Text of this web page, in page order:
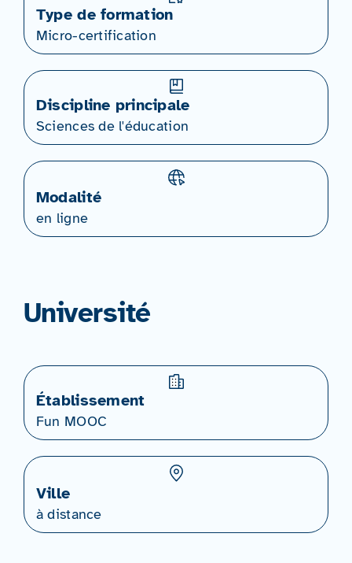
Type de formation
Micro-certification
Discipline principale
Sciences de l'éducation
Modalité
en ligne
Université
Établissement
Fun MOOC
Ville
à distance